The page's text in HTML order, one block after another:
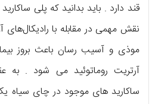
قند دارد . باید بدانید که پلی
نقش مهمی در مقابله با رادیکال‌های
موذی و آسیب‌ رسان باعث بروز
آرتریت روماتوئید می‌ شود . به
ساکارید های موجود در چای سیاه